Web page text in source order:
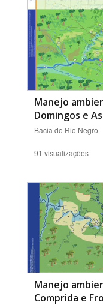
Manejo
Domingos e
Bacia do Rio Negro
91 visualizações
Manejo
Comprida e